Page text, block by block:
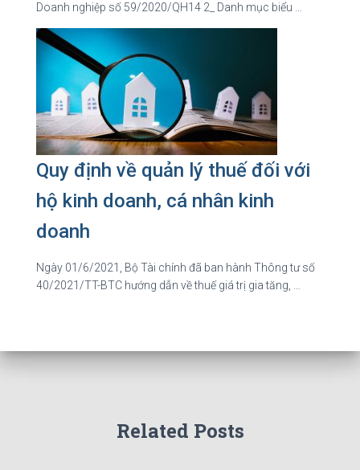
Doanh nghiệp số 59/2020/QH14 2_ Danh mục biểu …
Quy định về quản lý thuế đối với
hộ kinh doanh, cá nhân kinh
doanh
Ngày 01/6/2021, Bộ Tài chính đã ban hành Thông tư số
40/2021/TT-BTC hướng dẫn về thuế giá trị gia tăng, …
Related Posts